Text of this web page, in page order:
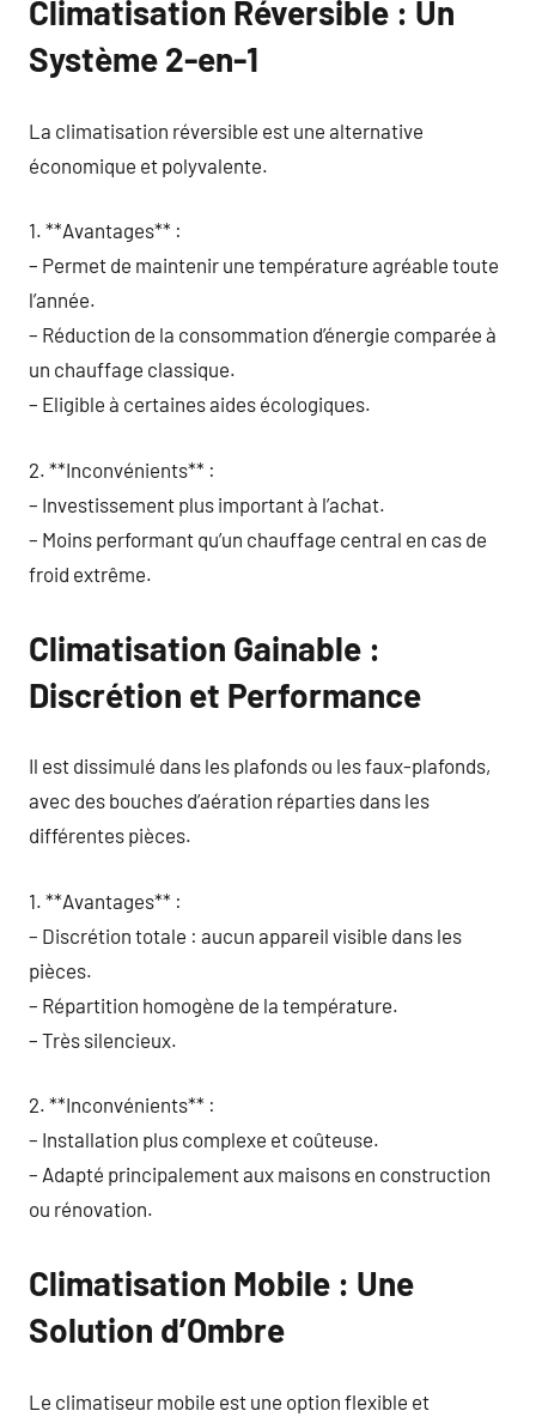
Climatisation Réversible : Un
Système 2-en-1
La climatisation réversible est une alternative
économique et polyvalente.
1. **Avantages** :
– Permet de maintenir une température agréable toute
l’année.
– Réduction de la consommation d’énergie comparée à
un chauffage classique.
– Eligible à certaines aides écologiques.
2. **Inconvénients** :
– Investissement plus important à l’achat.
– Moins performant qu’un chauffage central en cas de
froid extrême.
Climatisation Gainable :
Discrétion et Performance
Il est dissimulé dans les plafonds ou les faux-plafonds,
avec des bouches d’aération réparties dans les
différentes pièces.
1. **Avantages** :
– Discrétion totale : aucun appareil visible dans les
pièces.
– Répartition homogène de la température.
– Très silencieux.
2. **Inconvénients** :
– Installation plus complexe et coûteuse.
– Adapté principalement aux maisons en construction
ou rénovation.
Climatisation Mobile : Une
Solution d’Ombre
Le climatiseur mobile est une option flexible et